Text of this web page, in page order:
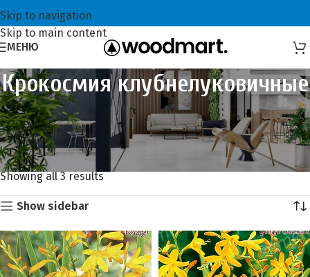
Skip to navigation
Skip to main content
МЕНЮ
Крокосмия клубнелуковичные
Главная
Луковичные, клубневые, корневищные цветы АКЦИЯ!
Скидка 25%
Крокосмия клубнелуковичные
Showing all 3 results
Show sidebar